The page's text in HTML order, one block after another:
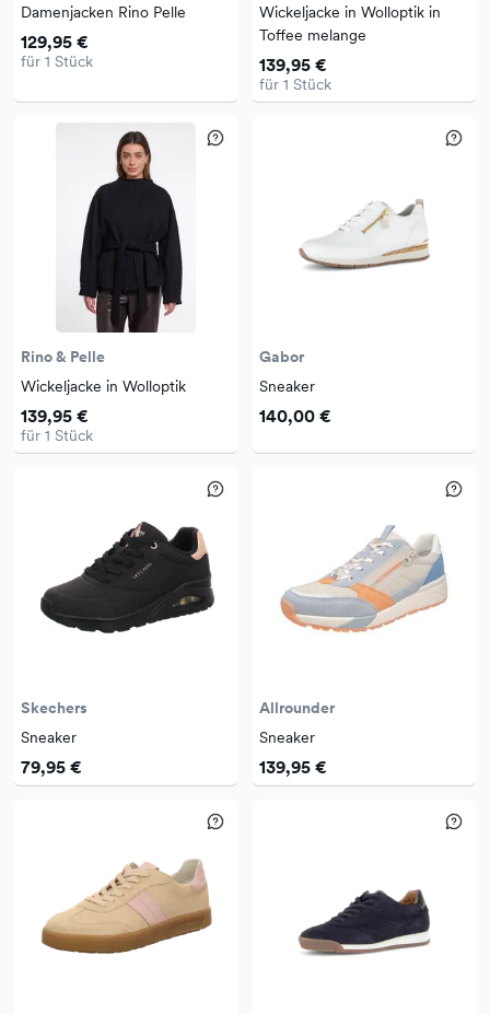
Damenjacken Rino Pelle
129,95 €
für 1 Stück
Wickeljacke in Wolloptik in
Toffee melange
139,95 €
für 1 Stück
Rino & Pelle
Wickeljacke in Wolloptik
139,95 €
für 1 Stück
Gabor
Sneaker
140,00 €
Skechers
Sneaker
79,95 €
Allrounder
Sneaker
139,95 €